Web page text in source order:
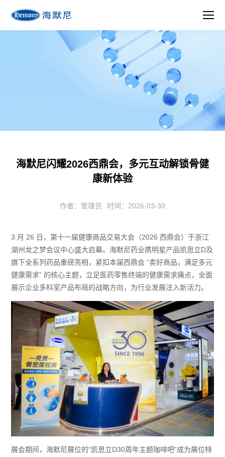
海默尼闪耀2026西鼎会，多元互动解锁骨健
康新体验
作者：管理员 时间：2026-03-30
3 月 26 日，第十一届健康商品交易大会（2026 西鼎会）于浙江
湖州龙之梦会议中心盛大启幕。海默尼药业携明星产品凯思立D及
旗下全系列药品重磅亮相，紧扣本届西鼎会 “卖好商品，满足多元
健康需求” 的核心主题，立足医药零售终端的健康需求痛点，全面
展示企业多科室产品布局的战略方向，为行业发展注入新活力。
展会期间，海默尼展位的“凯思立D30周年主题咖啡吧”成为展位特